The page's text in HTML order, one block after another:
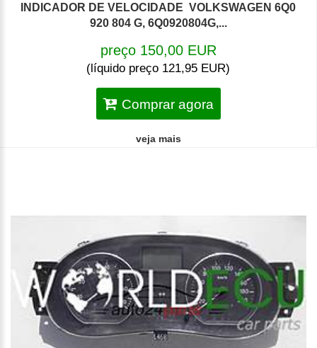
INDICADOR DE VELOCIDADE VOLKSWAGEN 6Q0
920 804 G, 6Q0920804G,...
preço 150,00 EUR
(líquido preço 121,95 EUR)
Comprar agora
veja mais